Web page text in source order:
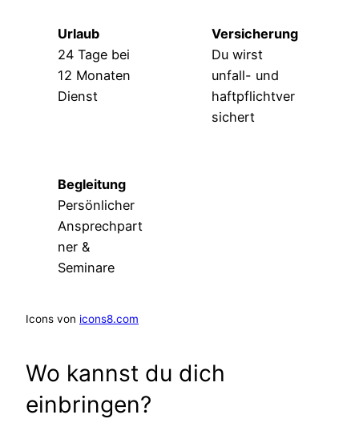
Urlaub
24 Tage bei
12 Monaten
Dienst
Versicherung
Du wirst
unfall- und
haftpflichtver
sichert
Begleitung
Persönlicher
Ansprechpart
ner &
Seminare
Icons von icons8.com
Wo kannst du dich
einbringen?